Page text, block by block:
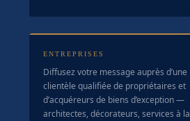
ENTREPRISES
Diffusez votre message auprès d’une
clientèle qualifiée de propriétaires et
d’acquéreurs de biens d’exception —
architectes, décorateurs, services à la